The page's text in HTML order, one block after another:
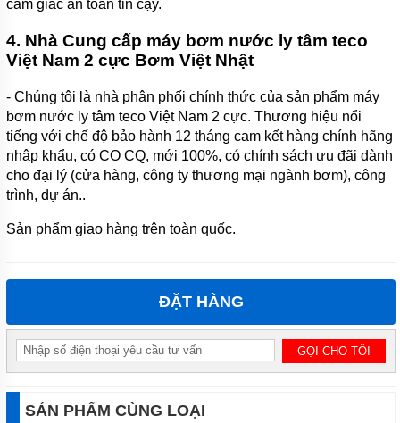
cảm giác an toàn tin cậy.
4. Nhà Cung cấp máy bơm nước ly tâm teco
Việt Nam 2 cực Bơm Việt Nhật
- Chúng tôi là nhà phân phối chính thức của sản phẩm máy
bơm nước ly tâm teco Việt Nam 2 cực. Thương hiệu nổi
tiếng với chế độ bảo hành 12 tháng cam kết hàng chính hãng
nhập khẩu, có CO CQ, mới 100%, có chính sách ưu đãi dành
cho đại lý (cửa hàng, công ty thương mại ngành bơm), công
trình, dự án..
Sản phẩm giao hàng trên toàn quốc.
ĐẶT HÀNG
SẢN PHẨM CÙNG LOẠI